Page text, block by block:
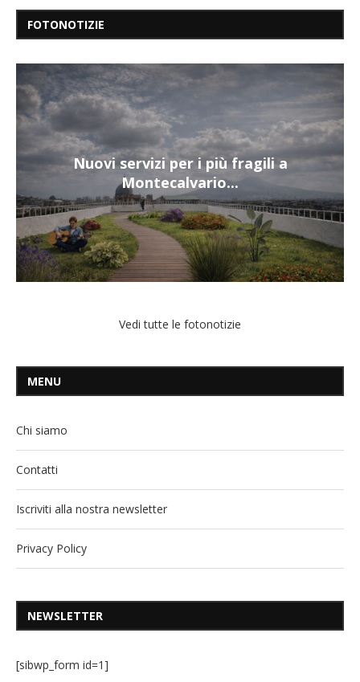
FOTONOTIZIE
Nuovi servizi per i più fragili a
Montecalvario...
Vedi tutte le fotonotizie
MENU
Chi siamo
Contatti
Iscriviti alla nostra newsletter
Privacy Policy
NEWSLETTER
[sibwp_form id=1]